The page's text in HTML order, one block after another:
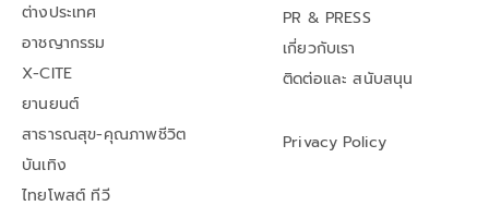
ต่างประเทศ
อาชญากรรม
X-CITE
ยานยนต์
สาธารณสุข-คุณภาพชีวิต
บันเทิง
ไทยโพสต์ ทีวี
PR & PRESS
เกี่ยวกับเรา
ติดต่อและ สนับสนุน
Privacy Policy